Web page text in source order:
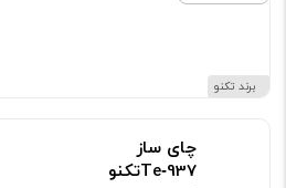
برند تکنو
چای ساز
Te‑937تکنو